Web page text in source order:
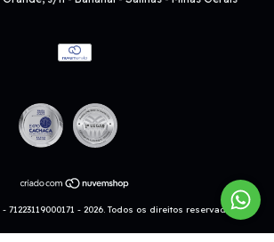
71223119000171 - 2026. Todos os direitos reservados.